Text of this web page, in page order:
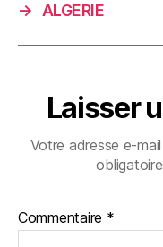
→
ALGERIE
Laisser
Votre adresse e-
Commentaire *